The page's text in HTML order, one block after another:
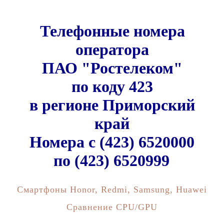
Телефонные номера
оператора
ПАО "Ростелеком"
по коду 423
в регионе Приморский
край
Номера c (423) 6520000
по (423) 6520999
Смартфоны Honor, Redmi, Samsung, Huawei
Сравнение CPU/GPU